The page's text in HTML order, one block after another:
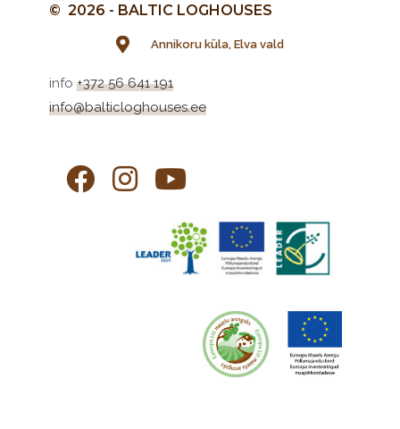
© 2026 - BALTIC LOGHOUSES
Annikoru küla, Elva vald
info +372 56 641 191
info@balticloghouses.ee